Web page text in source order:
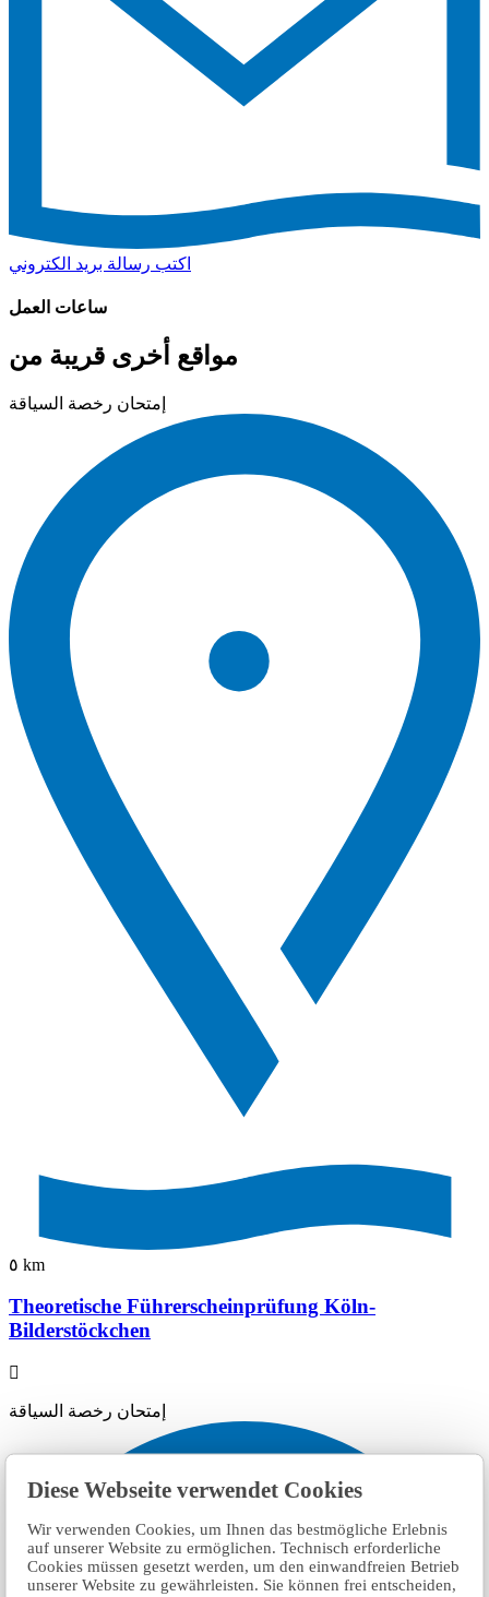
Diese Webseite verwendet Cookies
Wir verwenden Cookies, um Ihnen das bestmögliche Erlebnis
auf unserer Website zu ermöglichen. Technisch erforderliche
Cookies müssen gesetzt werden, um den einwandfreien Betrieb
unserer Website zu gewährleisten. Sie können frei entscheiden,
اكتب رسالة بريد الكتروني
ساعات العمل
مواقع أخرى قريبة من
إمتحان رخصة السياقة
٥ km
Theoretische Führerscheinprüfung Köln-
Bilderstöckchen
إمتحان رخصة السياقة